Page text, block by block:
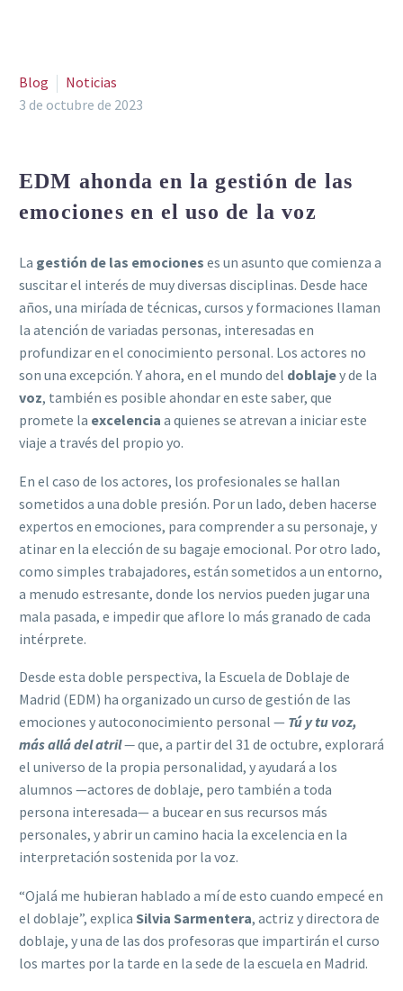
Blog
Noticias
3 de octubre de 2023
EDM ahonda en la gestión de las
emociones en el uso de la voz
La gestión de las emociones es un asunto que comienza a
suscitar el interés de muy diversas disciplinas. Desde hace
años, una miríada de técnicas, cursos y formaciones llaman
la atención de variadas personas, interesadas en
profundizar en el conocimiento personal. Los actores no
son una excepción. Y ahora, en el mundo del doblajey de la
voz, también es posible ahondar en este saber, que
promete la excelencia a quienes se atrevan a iniciar este
viaje a través del propio yo.
En el caso de los actores, los profesionales se hallan
sometidos a una doble presión. Por un lado, deben hacerse
expertos en emociones, para comprender a su personaje, y
atinar en la elección de su bagaje emocional. Por otro lado,
como simples trabajadores, están sometidos a un entorno,
a menudo estresante, donde los nervios pueden jugar una
mala pasada, e impedir que aflore lo más granado de cada
intérprete.
Desde esta doble perspectiva, la Escuela de Doblaje de
Madrid (EDM) ha organizado un curso de gestión de las
emociones y autoconocimiento personal — Tú y tu voz,
más allá del atril—que, a partir del 31 de octubre, explorará
el universo de la propia personalidad, y ayudará a los
alumnos —actores de doblaje, pero también a toda
persona interesada— a bucear en sus recursos más
personales, y abrir un camino hacia la excelencia en la
interpretación sostenida por la voz.
“Ojalá me hubieran hablado a mí de esto cuando empecé en
el doblaje”, explica Silvia Sarmentera, actriz y directora de
doblaje, y una de las dos profesoras que impartirán el curso
los martes por la tarde en la sede de la escuela en Madrid.